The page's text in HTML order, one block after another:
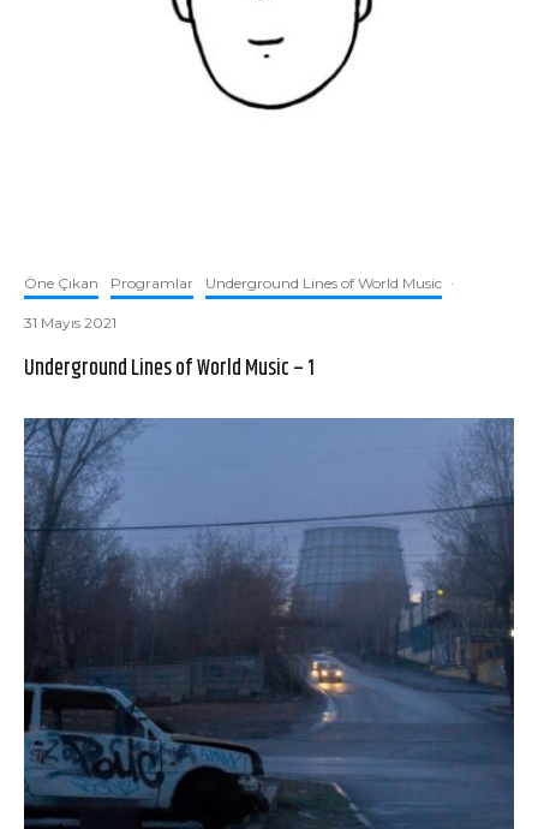
Öne Çıkan Programlar Underground Lines of World Music ·
31 Mayıs 2021
Underground Lines of World Music – 1